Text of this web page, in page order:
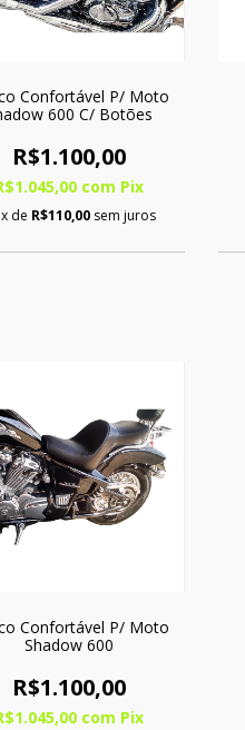
Confortável P/ Moto
600 C/ Botões
R$1.100,00
com Pix
x de R$110,00 sem juros
Confortável P/ Moto
Shadow 600
R$1.100,00
com Pix